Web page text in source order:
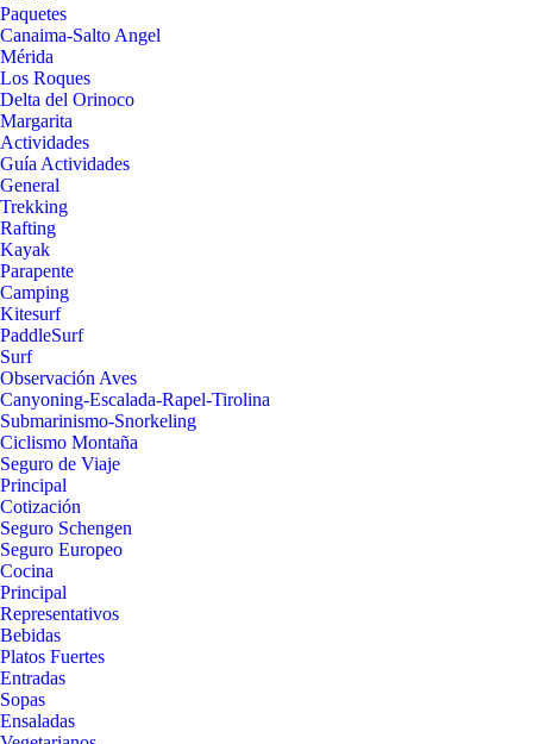
Paquetes
Canaima-Salto Angel
Mérida
Los Roques
Delta del Orinoco
Margarita
Actividades
Guía Actividades
General
Trekking
Rafting
Kayak
Parapente
Camping
Kitesurf
PaddleSurf
Surf
Observación Aves
Canyoning-Escalada-Rapel-Tirolina
Submarinismo-Snorkeling
Ciclismo Montaña
Seguro de Viaje
Principal
Cotización
Seguro Schengen
Seguro Europeo
Cocina
Principal
Representativos
Bebidas
Platos Fuertes
Entradas
Sopas
Ensaladas